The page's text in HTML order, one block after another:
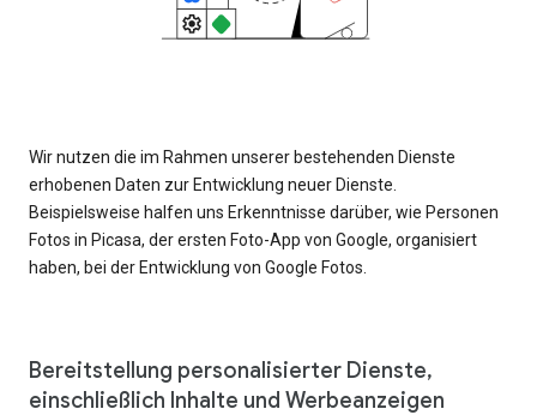
Wir nutzen die im Rahmen unserer bestehenden Dienste
erhobenen Daten zur Entwicklung neuer Dienste.
Beispielsweise halfen uns Erkenntnisse darüber, wie Personen
Fotos in Picasa, der ersten Foto-App von Google, organisiert
haben, bei der Entwicklung von Google Fotos.
Bereitstellung personalisierter Dienste,
einschließlich Inhalte und Werbeanzeigen